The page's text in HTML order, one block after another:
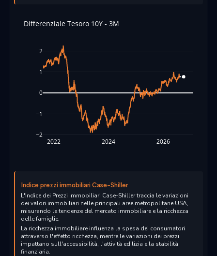
2022 2024 2026
−2
−1
0
1
2
Differenziale Tesoro 10Y - 3M
Indice prezzi immobiliari Case-Shiller
L'Indice dei Prezzi Immobiliari Case-Shiller traccia le variazioni
dei valori immobiliari nelle principali aree metropolitane USA,
misurando le tendenze del mercato immobiliare e la ricchezza
delle famiglie.
La ricchezza immobiliare influenza la spesa dei consumatori
attraverso l'effetto ricchezza, mentre le variazioni dei prezzi
impattano sull'accessibilità, l'attività edilizia e la stabilità
finanziaria.